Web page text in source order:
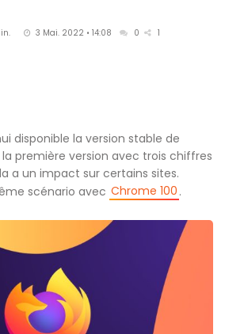
3 Mai. 2022 • 14:08 0 1
disponible la version stable de
la première version avec trois chiffres
a un impact sur certains sites.
scénario avec Chrome 100 .